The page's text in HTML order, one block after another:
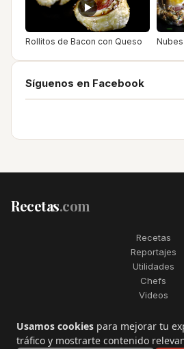
Rollitos de Bacon con Queso
Síguenos en Facebook
Recetas.com
Recetas
Reportajes
Utilidades
Chefs
Videos
2006–2026. Todos los derechos
marca registrada de Telfo Networks S.L.
Usamos cookies para mejorar tu
tráfico y mostrarte contenido